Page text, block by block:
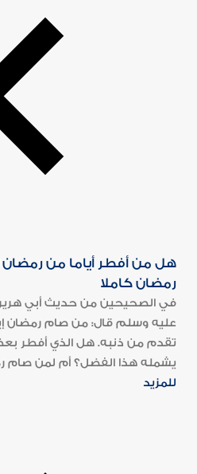
هل من أفطر أياما من
رمضان كاملا
في الصحيحين من حديث أبي
عليه وسلم قال: من صام رمضان
تقدم من ذنبه. هل الذي أفطر
يشمله هذا الفضل؟ أم لمن صام
للمزيد